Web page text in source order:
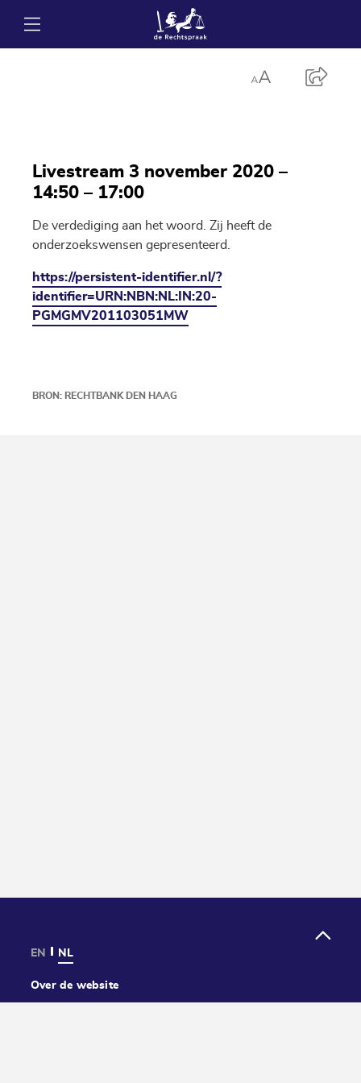
Livestream 3 november 2020 –
14:50 – 17:00
De verdediging aan het woord. Zij heeft de
onderzoekswensen gepresenteerd.
https://persistent-identifier.nl/?
identifier=URN:NBN:NL:IN:20-
PGMGMV201103051MW
BRON: RECHTBANK DEN HAAG
EN NL
Over de website